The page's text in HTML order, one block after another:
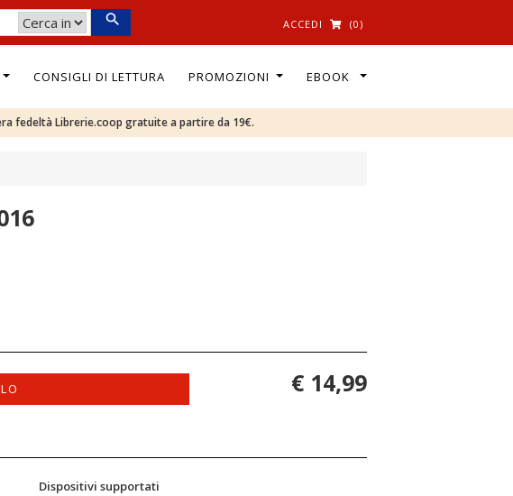
ACCEDI (0)
CONSIGLI DI LETTURA PROMOZIONI EBOOK
fedeltà Librerie.coop gratuite a partire da 19€.
€ 14,99
Dispositivi supportati